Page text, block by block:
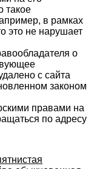
такое
в рамках
это не нарушает
о
с сайта
законом
правами на
по адресу